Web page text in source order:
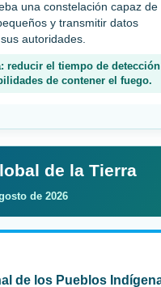
una constelación capaz de
y transmitir datos
autoridades.
reducir el tiempo de detección
de contener el fuego.
de la Tierra
de 2026
de los Pueblos